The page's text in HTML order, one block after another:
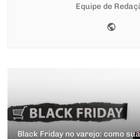
Equipe de
Black Friday no varejo: como